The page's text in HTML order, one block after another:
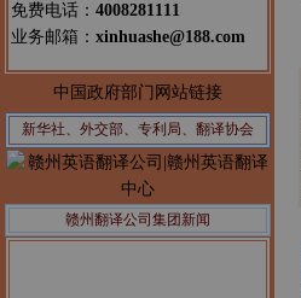
免费电话： 4008281111
业务邮箱： xinhuashe@188.com
中国政府部门网站链接
新华社、外交部、专利局、翻译协会
赣州翻译公司集团新闻